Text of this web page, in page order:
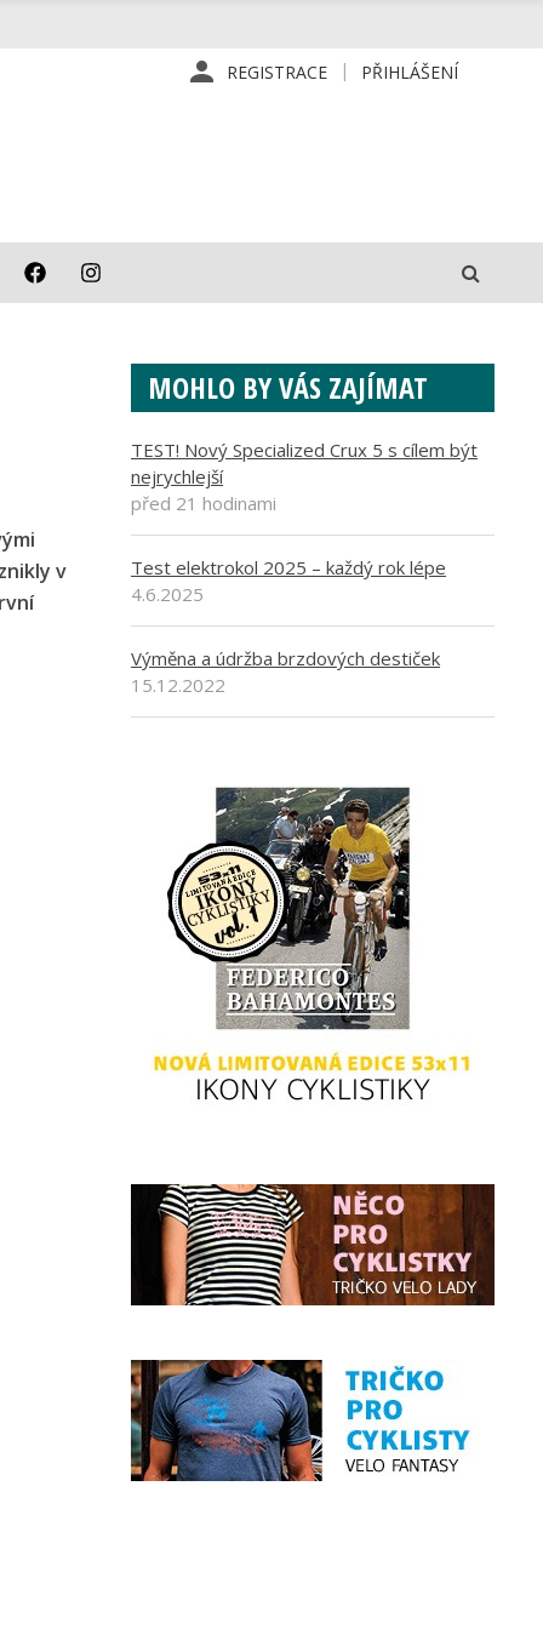
REGISTRACE PŘIHLÁŠENÍ
v
MOHLO BY VÁS ZAJÍMAT
TEST! Nový Specialized Crux 5 s cílem být
nejrychlejší
před 21 hodinami
Test elektrokol 2025 – každý rok lépe
4.6.2025
Výměna a údržba brzdových destiček
15.12.2022